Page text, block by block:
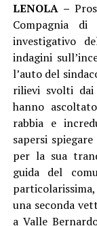
LENOLA –
Compagnia
investigativo
indagini
l’auto del
rilievi svolti
hanno
rabbia e
sapersi
per la sua
guida del
una seconda
a Valle